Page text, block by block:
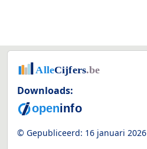
Downloads:
© Gepubliceerd: 16 januari 2026